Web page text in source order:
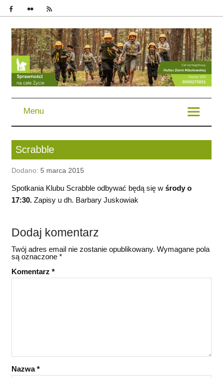
im. Bohaterów Powstań Śląskich | Chorągiew Śląska | ZHP
Menu
Scrabble
Dodano: 5 marca 2015
Spotkania Klubu Scrabble odbywać będą się w środy o
17:30.Zapisy u dh. Barbary Juskowiak
Dodaj komentarz
Twój adres email nie zostanie opublikowany. Wymagane pola
są oznaczone *
Komentarz *
Nazwa*